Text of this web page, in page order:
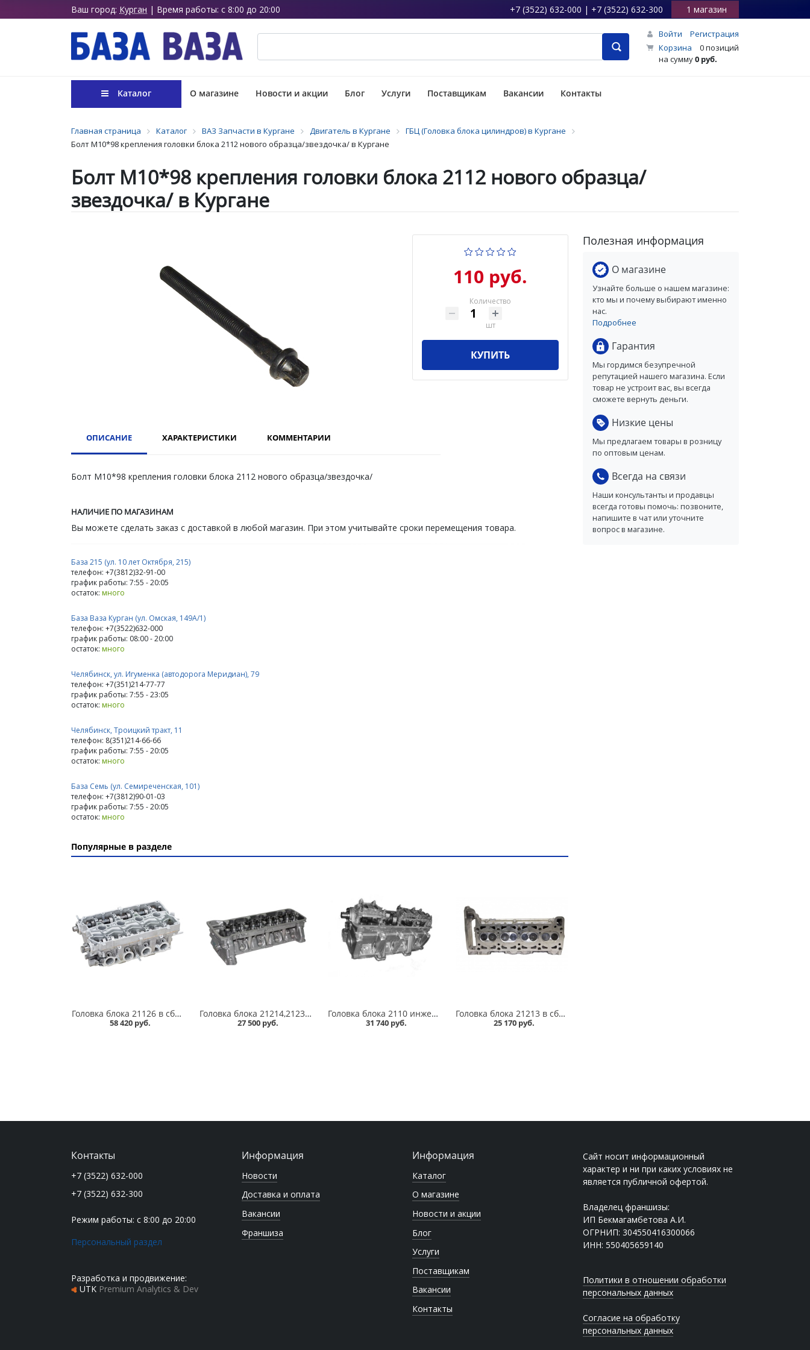
Ваш город: Курган | Время работы: с 8:00 до 20:00 +7 (3522) 632-000 | +7 (3522) 632-300 1 магазин
Войти
Регистрация
Корзина
0 позиций
на сумму0 руб.
Каталог О магазине Новости и акции Блог Услуги Поставщикам Вакансии Контакты
Главная страница Каталог ВАЗ Запчасти в Кургане Двигатель в Кургане
ГБЦ (Головка блока цилиндров) в Кургане
Болт М10*98 крепления головки блока 2112 нового образца/звездочка/ в Кургане
Болт М10*98 крепления головки блока 2112 нового образца/
звездочка/ в Кургане
110 руб.
Количество
шт
КУПИТЬ
ОПИСАНИЕ ХАРАКТЕРИСТИКИ КОММЕНТАРИИ
Болт М10*98 крепления головки блока 2112 нового образца/звездочка/
НАЛИЧИЕ ПО МАГАЗИНАМ
Вы можете сделать заказ с доставкой в любой магазин. При этом учитывайте сроки перемещения товара.
База 215 (ул. 10 лет Октября, 215)
телефон: +7(3812)32-91-00
график работы: 7:55 - 20:05
остаток: много
База Ваза Курган (ул. Омская, 149А/1)
телефон: +7(3522)632-000
график работы: 08:00 - 20:00
остаток: много
Челябинск, ул. Игуменка (автодорога Меридиан), 79
телефон: +7(351)214-77-77
график работы: 7:55 - 23:05
остаток: много
Челябинск, Троицкий тракт, 11
телефон: 8(351)214-66-66
график работы: 7:55 - 20:05
остаток: много
База Семь (ул. Семиреченская, 101)
телефон: +7(3812)90-01-03
график работы: 7:55 - 20:05
остаток: много
Популярные в разделе
Головка блока 21126 в сборе в Кургане
58 420 руб.
Головка блока 21214,2123 н/о под датчик в/сб /с рампой и гидрокомпенсаторами/ в Кургане
27 500 руб.
Головка блока 2110 инжектор, в/сб, EURO-III в Кургане
31 740 руб.
Головка блока 21213 в сборе в Кургане
25 170 руб.
Полезная информация
О магазине
Узнайте больше о нашем магазине:
кто мы и почему выбирают именно
нас.
Подробнее
Гарантия
Мы гордимся безупречной
репутацией нашего магазина. Если
товар не устроит вас, вы всегда
сможете вернуть деньги.
Низкие цены
Мы предлагаем товары в розницу
по оптовым ценам.
Всегда на связи
Наши консультанты и продавцы
всегда готовы помочь: позвоните,
напишите в чат или уточните
вопрос в магазине.
Информация
Новости
Доставка и оплата
Вакансии
Франшиза
Информация
Каталог
О магазине
Новости и акции
Блог
Услуги
Поставщикам
Вакансии
Контакты
Сайт носит информационный
характер и ни при каких условиях не
является публичной офертой.
Владелец франшизы:
ИП Бекмагамбетова А.И.
ОГРНИП: 304550416300066
ИНН: 550405659140
Политики в отношении обработки
персональных данных
Согласие на обработку
персональных данных
Контакты
+7 (3522) 632-000
+7 (3522) 632-300
Режим работы: с 8:00 до 20:00
Персональный раздел
Разработка и продвижение:
UTK Premium Analytics & Dev